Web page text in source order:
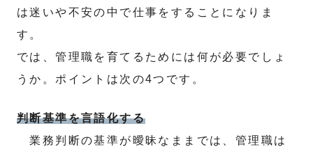
は迷いや不安の中で仕事をすることになりま
す。
では、管理職を育てるためには何が必要でしょ
うか。ポイントは次の4つです。
判断基準を言語化する
業務判断の基準が曖昧なままでは、管理職は